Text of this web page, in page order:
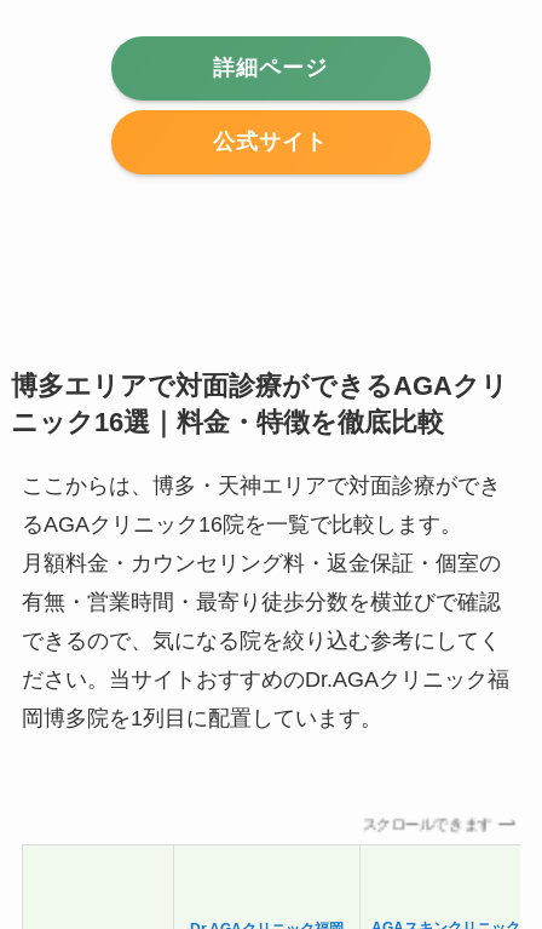
詳細ページ
公式サイト
博多エリアで対面診療ができるAGAクリ
ニック16選｜料金・特徴を徹底比較
ここからは、博多・天神エリアで対面診療ができ
るAGAクリニック16院を一覧で比較します。
月額料金・カウンセリング料・返金保証・個室の
有無・営業時間・最寄り徒歩分数を横並びで確認
できるので、気になる院を絞り込む参考にしてく
ださい。当サイトおすすめのDr.AGAクリニック福
岡博多院を1列目に配置しています。
スクロールできます